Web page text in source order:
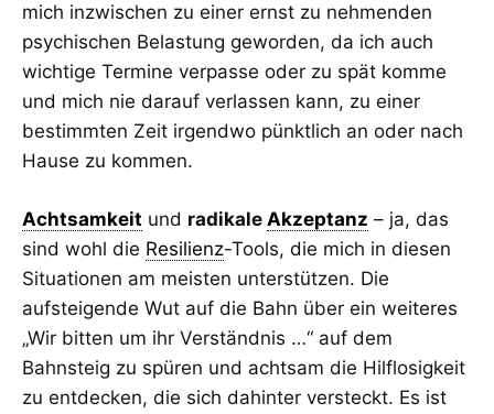
mich inzwischen zu einer ernst zu nehmenden
psychischen Belastung geworden, da ich auch
wichtige Termine verpasse oder zu spät komme
und mich nie darauf verlassen kann, zu einer
bestimmten Zeit irgendwo pünktlich an oder nach
Hause zu kommen.
Achtsamkeit und radikale Akzeptanz – ja, das
sind wohl die Resilienz-Tools, die mich in diesen
Situationen am meisten unterstützen. Die
aufsteigende Wut auf die Bahn über ein weiteres
„Wir bitten um ihr Verständnis …“ auf dem
Bahnsteig zu spüren und achtsam die Hilflosigkeit
zu entdecken, die sich dahinter versteckt. Es ist